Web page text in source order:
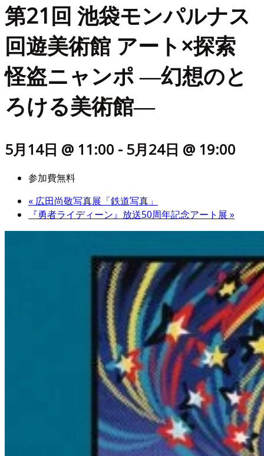
第21回 池袋モンパルナス
回遊美術館 アート×探索
怪盗ニャンポ ―幻想のと
ろける美術館―
5月14日 @ 11:00 - 5月24日 @ 19:00
参加費無料
« 広田尚敬写真展「鉄道写真」
『勇者ライディーン』放送50周年記念アート展 »